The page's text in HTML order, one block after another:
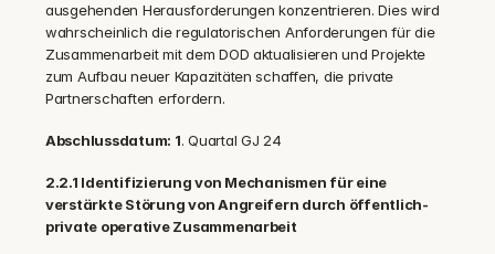
ausgehenden Herausforderungen konzentrieren. Dies wird
wahrscheinlich die regulatorischen Anforderungen für die
Zusammenarbeit mit dem DOD aktualisieren und Projekte
zum Aufbau neuer Kapazitäten schaffen, die private
Partnerschaften erfordern.
Abschlussdatum: 1. Quartal GJ 24
2.2.1 Identifizierung von Mechanismen für eine
verstärkte Störung von Angreifern durch öffentlich-
private operative Zusammenarbeit